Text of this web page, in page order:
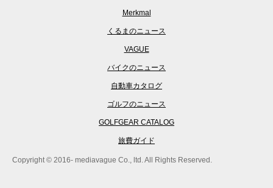
Merkmal
くるまのニュース
VAGUE
バイクのニュース
自動車カタログ
ゴルフのニュース
GOLFGEAR CATALOG
旅費ガイド
Copyright © 2016- mediavague Co., ltd. All Rights Reserved.